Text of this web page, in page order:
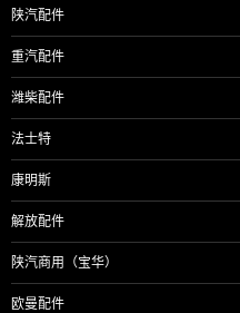
陕汽配件
重汽配件
潍柴配件
法士特
康明斯
解放配件
陕汽商用（宝华）
欧曼配件